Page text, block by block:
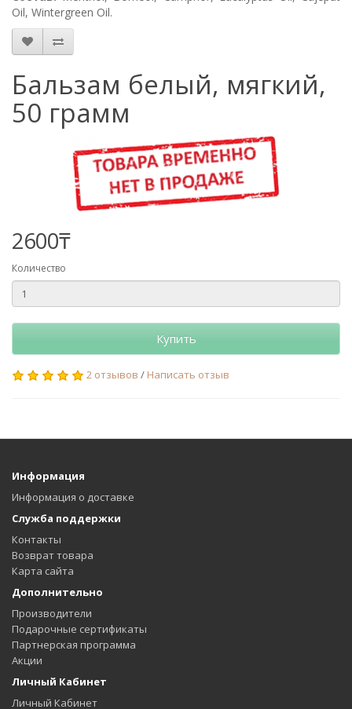
Oil, Wintergreen Oil.
Бальзам белый, мягкий,
50 грамм
2600₸
Количество
Купить
2 отзывов / Написать отзыв
Информация
Информация о доставке
Служба поддержки
Контакты
Возврат товара
Карта сайта
Дополнительно
Производители
Подарочные сертификаты
Партнерская программа
Акции
Личный Кабинет
Личный Кабинет